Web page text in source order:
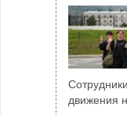
движения